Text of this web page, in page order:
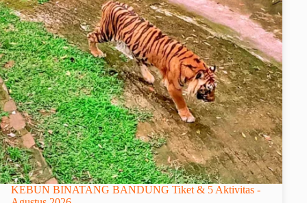
KEBUN BINATANG BANDUNG Tiket & 5 Aktivitas -